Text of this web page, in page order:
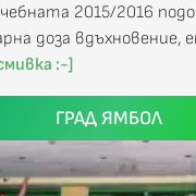
2015/2016
доза вдъхновение,
:-]
ГРАД ЯМБОЛ